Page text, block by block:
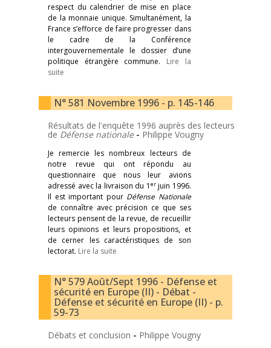
respect du calendrier de mise en place
de la monnaie unique. Simultanément, la
France s’efforce de faire progresser dans
le cadre de la Conférence
intergouvernementale le dossier d’une
politique étrangère commune. Lire la
suite
N° 581 Novembre 1996 - p. 145-146
Résultats de l'enquête 1996 auprès des lecteurs
de Défense nationale - Philippe Vougny
Je remercie les nombreux lecteurs de
notre revue qui ont répondu au
questionnaire que nous leur avions
adressé avec la livraison du 1 erjuin 1996.
Il est important pour Défense Nationale
de connaître avec précision ce que ses
lecteurs pensent de la revue, de recueillir
leurs opinions et leurs propositions, et
de cerner les caractéristiques de son
lectorat. Lire la suite
N° 579 Août/Sept 1996 - Défense et
sécurité en Europe (II) - Débat -
Défense et sécurité en Europe (II) - p.
59-73
Débats et conclusion - Philippe Vougny